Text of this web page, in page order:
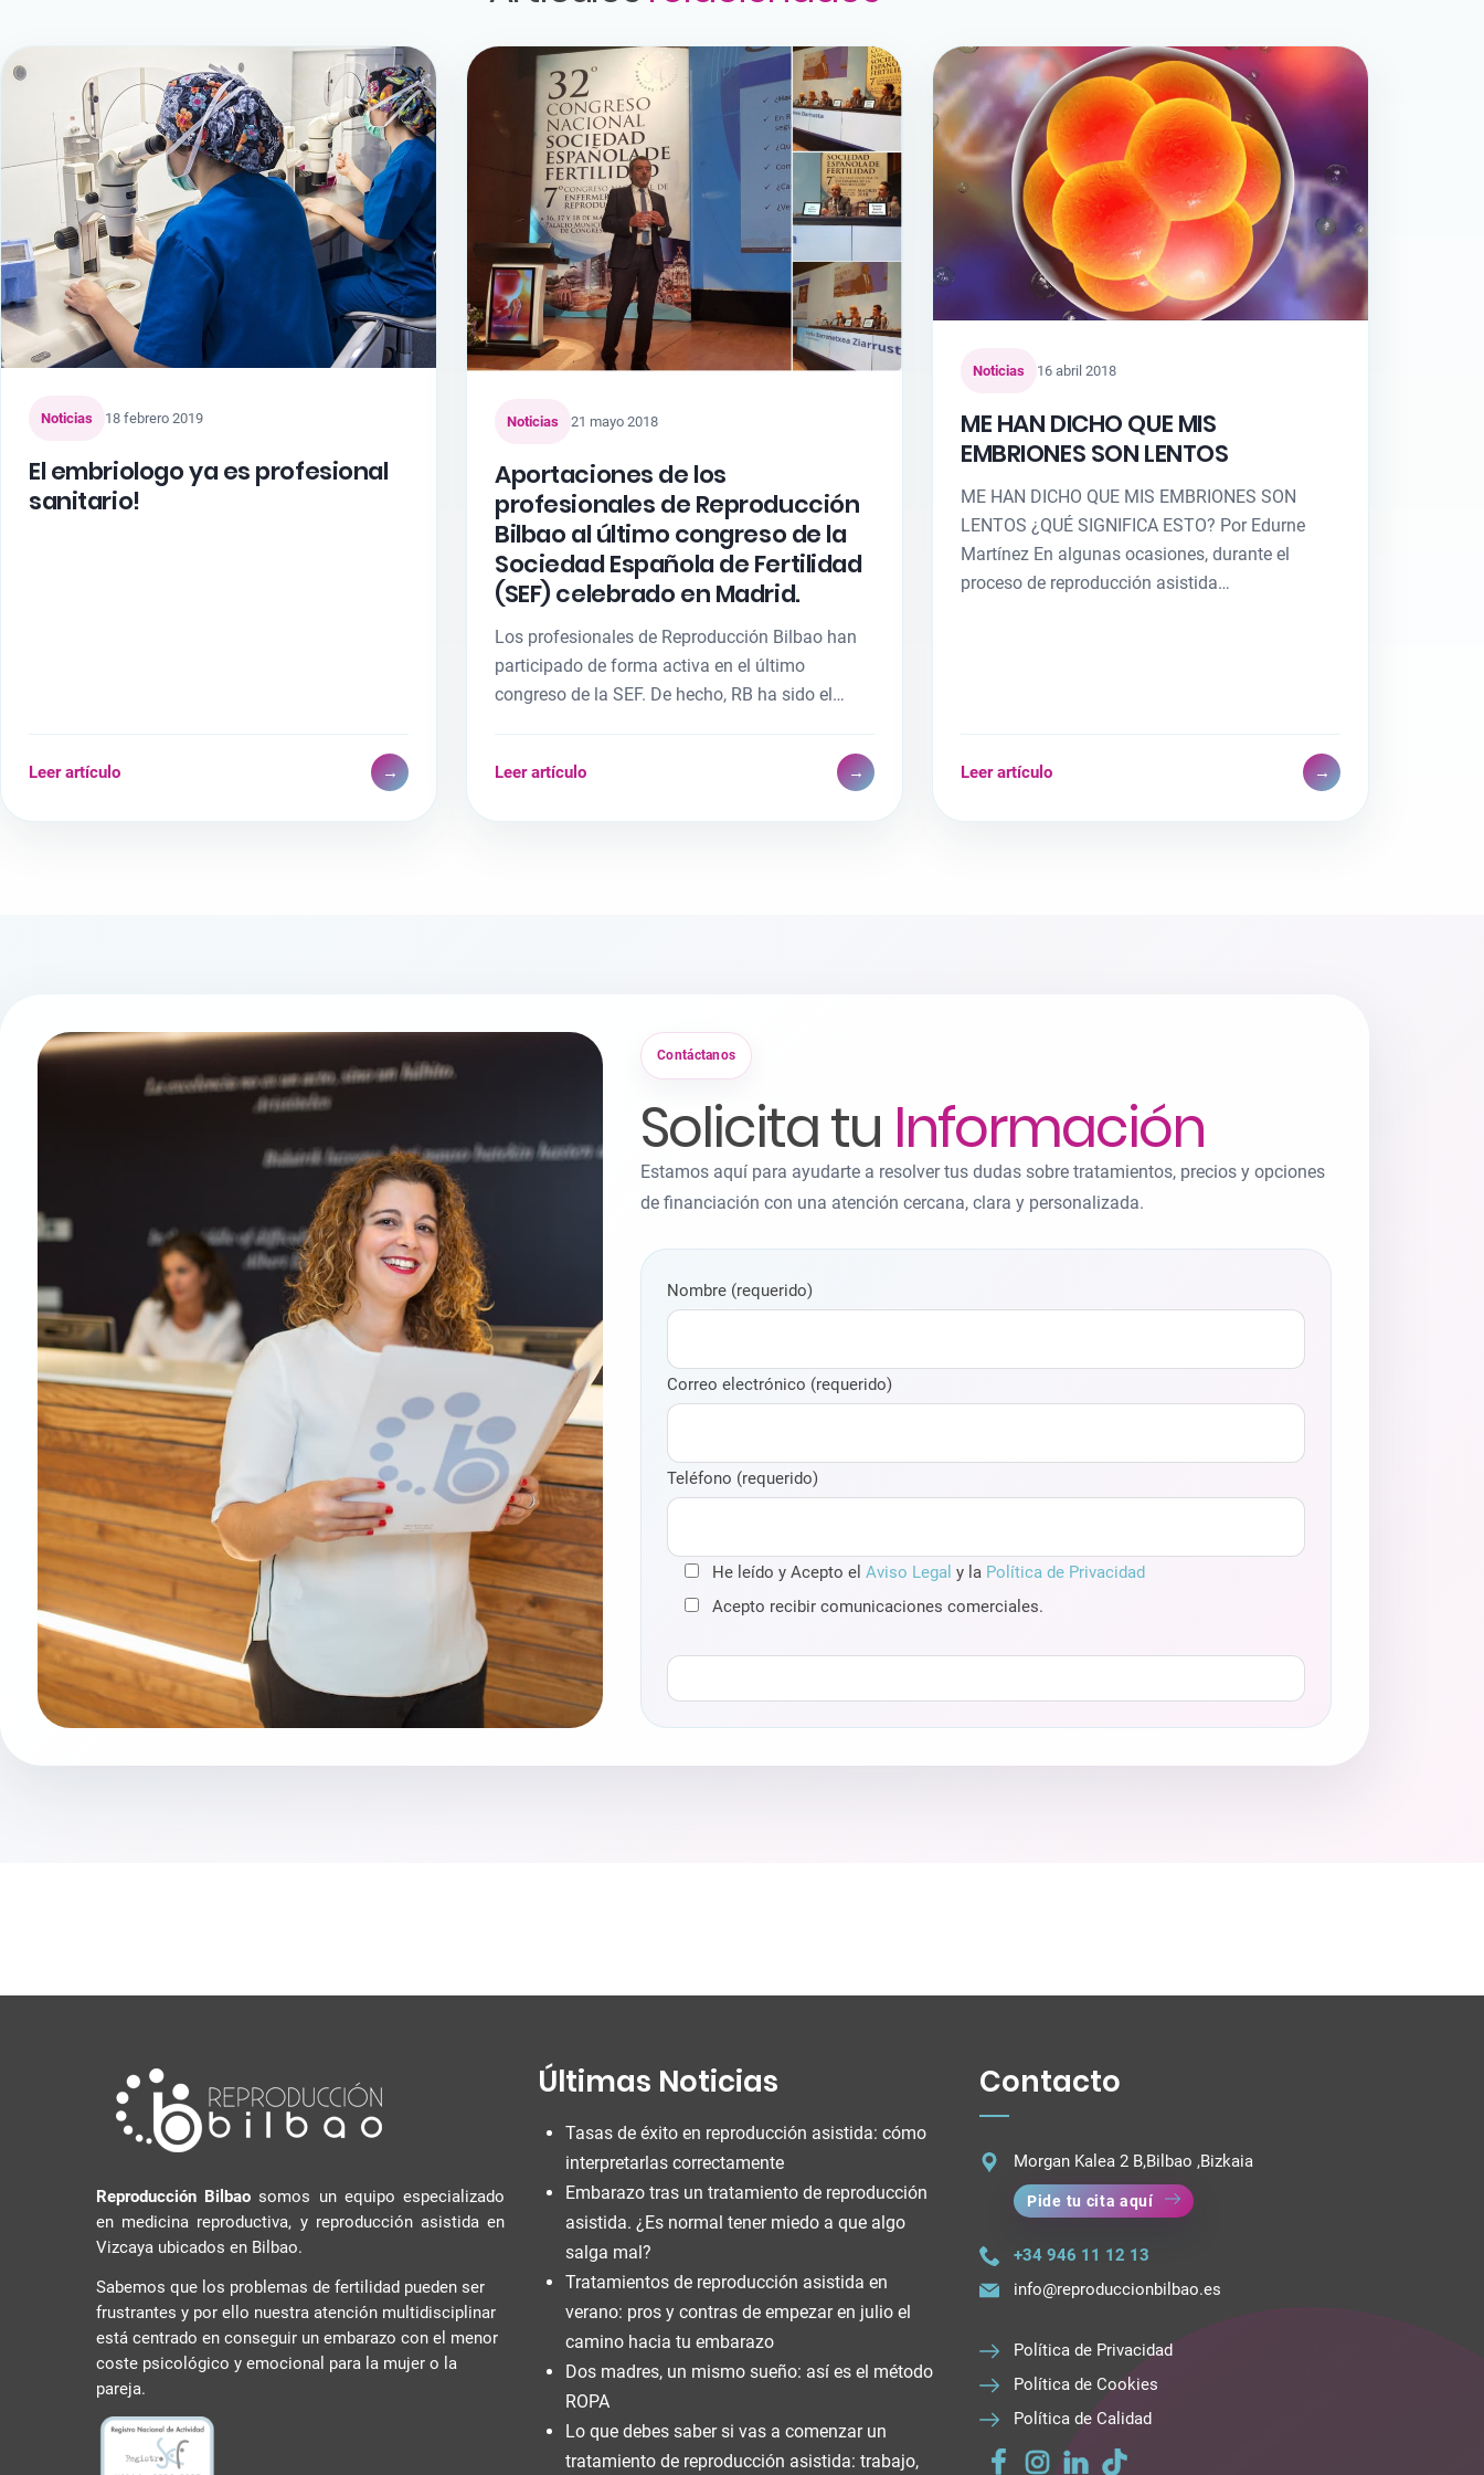
Noticias 18 febrero 2019
El embriologo ya es profesional
sanitario!
Leer artículo →
Noticias 21 mayo 2018
Aportaciones de los
profesionales de Reproducción
Bilbao al último congreso de la
Sociedad Española de Fertilidad
(SEF) celebrado en Madrid.
Los profesionales de Reproducción Bilbao han
participado de forma activa en el último
congreso de la SEF. De hecho, RB ha sido el…
Leer artículo →
Noticias 16 abril 2018
ME HAN DICHO QUE MIS
EMBRIONES SON LENTOS
ME HAN DICHO QUE MIS EMBRIONES SON
LENTOS ¿QUÉ SIGNIFICA ESTO? Por Edurne
Martínez En algunas ocasiones, durante el
proceso de reproducción asistida…
Leer artículo →
Contáctanos
Solicita tu Información
Estamos aquí para ayudarte a resolver tus dudas sobre tratamientos, precios y opciones
de financiación con una atención cercana, clara y personalizada.
Nombre (requerido)
Correo electrónico (requerido)
Teléfono (requerido)
He leído y Acepto el Aviso Legal y la Política de Privacidad
Acepto recibir comunicaciones comerciales.
Reproducción Bilbao somos un equipo especializado
en medicina reproductiva, y reproducción asistida en
Vizcaya ubicados en Bilbao.
Sabemos que los problemas de fertilidad pueden ser
frustrantes y por ello nuestra atención multidisciplinar
está centrado en conseguir un embarazo con el menor
coste psicológico y emocional para la mujer o la
pareja.
Últimas Noticias
Tasas de éxito en reproducción asistida: cómo
interpretarlas correctamente
Embarazo tras un tratamiento de reproducción
asistida. ¿Es normal tener miedo a que algo
salga mal?
Tratamientos de reproducción asistida en
verano: pros y contras de empezar en julio el
camino hacia tu embarazo
Dos madres, un mismo sueño: así es el método
ROPA
Lo que debes saber si vas a comenzar un
tratamiento de reproducción asistida: trabajo,
Contacto
Morgan Kalea 2 B,Bilbao ,Bizkaia
Pide tu cita aquí
+34 946 11 12 13
info@reproduccionbilbao.es
Política de Privacidad
Política de Cookies
Política de Calidad